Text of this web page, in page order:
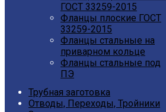
ГОСТ 33259-2015
Фланцы плоские ГОСТ
33259-2015
Фланцы стальные на
приварном кольце
Фланцы стальные под
ПЭ
Трубная заготовка
Отводы, Переходы, Тройники